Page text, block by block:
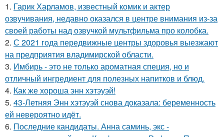
1. Гарик Харламов, известный комик и актер
озвучивания, недавно оказался в центре внимания из-за
своей работы над озвучкой мультфильма про колобка.
2. С 2021 года передвижные центры здоровья выезжают
на предприятия владимирской области.
3. Имбирь - это не только ароматная специя, но и
отличный ингредиент для полезных напитков и блюд.
4. Как же хороша энн хэтэуэй!
5. 43-Летняя Энн хэтэуэй снова доказала: беременность
ей невероятно идёт.
6. Последние кандидаты. Анна саминь, экс -